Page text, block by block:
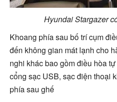
Hyundai Stargazer
Khoang phía sau bố trí cụm
đến không gian mát lạnh cho
nghi khác bao gồm điều hòa
cổng sạc USB, sạc điện thoại
phía sau ghế